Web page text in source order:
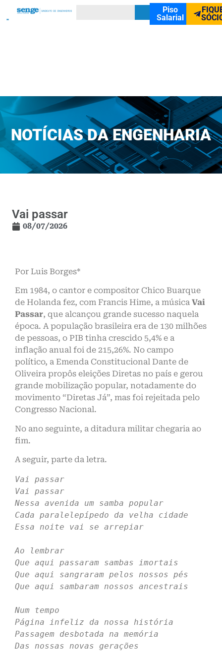
Piso
Salarial
NOTÍCIAS DA ENGENHARIA
Vai passar
08/07/2026
Por Luis Borges*
Em 1984, o cantor e compositor Chico Buarque
de Holanda fez, com Francis Hime, a música Vai
Passar, que alcançou grande sucesso naquela
época. A população brasileira era de 130 milhões
de pessoas, o PIB tinha crescido 5,4% e a
inflação anual foi de 215,26%. No campo
político, a Emenda Constitucional Dante de
Oliveira propôs eleições Diretas no país e gerou
grande mobilização popular, notadamente do
movimento “Diretas Já”, mas foi rejeitada pelo
Congresso Nacional.
No ano seguinte, a ditadura militar chegaria ao
fim.
A seguir, parte da letra.
Vai passar
Vai passar
Nessa avenida um samba popular
Cada paralelepípedo da velha cidade
Essa noite vai se arrepiar
Ao lembrar
Que aqui passaram sambas imortais
Que aqui sangraram pelos nossos pés
Que aqui sambaram nossos ancestrais
Num tempo
Página infeliz da nossa história
Passagem desbotada na memória
Das nossas novas gerações